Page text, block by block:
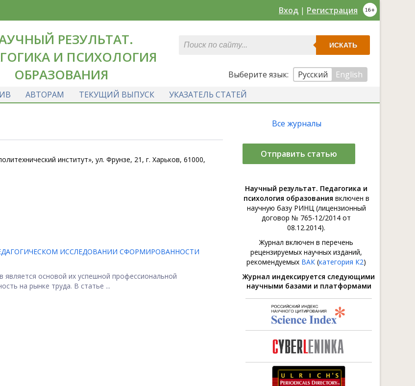
Вход | Регистрация
РЕЗУЛЬТАТ.
И ПСИХОЛОГИЯ
ОБРАЗОВАНИЯ
ИСКАТЬ
Выберите язык: Русский
English
АВТОРАМ ТЕКУЩИЙ ВЫПУСК УКАЗАТЕЛЬ СТАТЕЙ
институт», ул. Фрунзе, 21, г. Харьков, 61000,
ИССЛЕДОВАНИИ СФОРМИРОВАННОСТИ
является основой их успешной профессиональной
на рынке труда. В статье ...
Все журналы
Отправить статью
Научный результат. Педагогика и
психология образования включен в
научную базу РИНЦ (лицензионный
договор № 765-12/2014 от
08.12.2014).
Журнал включен в перечень
рецензируемых научных изданий,
рекомендуемых ВАК (категория К2)
Журнал индексируется следующими
научными базами и платформами